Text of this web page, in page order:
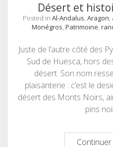
Désert et
Posted in Al-Andalus, Aragon,
Monégros, Patrimoine,
Juste de l’autre côté des
Sud de Huesca, hors
désert. Son nom
plaisanterie : c’est le
désert des Monts Noirs,
pins